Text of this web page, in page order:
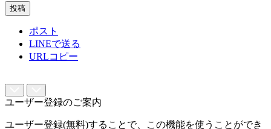
投稿
ポスト
LINEで送る
URLコピー
ユーザー登録のご案内
ユーザー登録(無料)することで、この機能を使うことができ